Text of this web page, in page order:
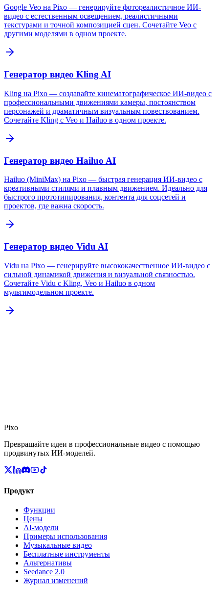
Google Veo на Pixo — генерируйте фотореалистичное ИИ-
видео с естественным освещением, реалистичными
текстурами и точной композицией сцен. Сочетайте Veo с
другими моделями в одном проекте.
Генератор видео Kling AI
Kling на Pixo — создавайте кинематографическое ИИ-видео с
профессиональными движениями камеры, постоянством
персонажей и драматичным визуальным повествованием.
Сочетайте Kling с Veo и Hailuo в одном проекте.
Генератор видео Hailuo AI
Hailuo (MiniMax) на Pixo — быстрая генерация ИИ-видео с
креативными стилями и плавным движением. Идеально для
быстрого прототипирования, контента для соцсетей и
проектов, где важна скорость.
Генератор видео Vidu AI
Vidu на Pixo — генерируйте высококачественное ИИ-видео с
сильной динамикой движения и визуальной связностью.
Сочетайте Vidu с Kling, Veo и Hailuo в одном
мультимодельном проекте.
Pixo
Превращайте идеи в профессиональные видео с помощью
продвинутых ИИ-моделей.
Продукт
Функции
Цены
AI-модели
Примеры использования
Музыкальные видео
Бесплатные инструменты
Альтернативы
Seedance 2.0
Журнал изменений